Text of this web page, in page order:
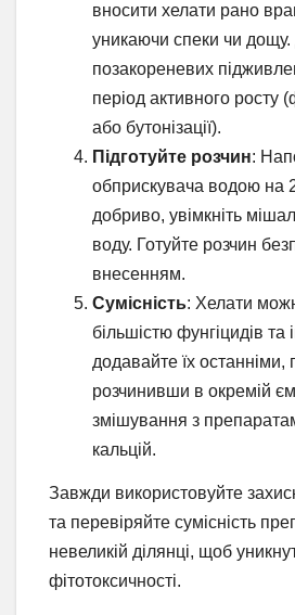
вносити хелати рано
уникаючи спеки чи
позакореневих
період активного росту
або бутонізації).
Підготуйте розчин:
обприскувача водою на
добриво, увімкніть
воду. Готуйте розчин
внесенням.
Сумісність: Хелати
більшістю фунгіцидів та
додавайте їх
розчинивши в окремій
змішування з
кальцій.
Завжди використовуйте
та перевіряйте сумісність
невеликій ділянці, щоб
фітотоксичності.